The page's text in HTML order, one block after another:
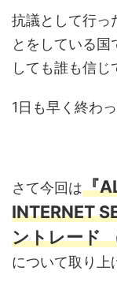
抗議として行っ
とをしている
しても誰も信じ
1日も早く終わ
さて今回は『
INTERNET
ントレード
について取り上